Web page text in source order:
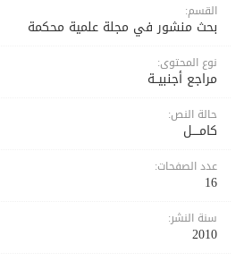
القسم:
بحث منشور في مجلة علمية محكمة
نوع المحتوى:
مراجع أجنبيــة
حالة النص:
كامــــل
عدد الصفحات:
16
سنة النشر:
2010